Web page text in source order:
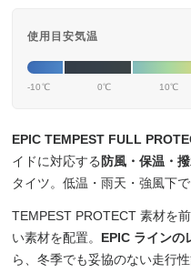
使用目安気温
-10℃ 0℃ 10℃
EPIC TEMPEST FULL
イドに対応する 防風・保温・
タイツ。低温・雨天・強風下
TEMPEST PROTECT 素材を
い素材を配置。
EPIC ラインの
ら、冬季でも妥協のない走行性